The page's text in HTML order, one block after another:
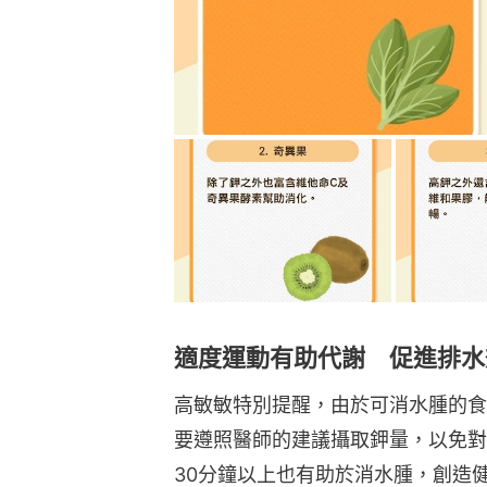
適度運動有助代謝 促進排
高敏敏特別提醒，由於可消水腫的
要遵照醫師的建議攝取鉀量，以免
30分鐘以上也有助於消水腫，創造